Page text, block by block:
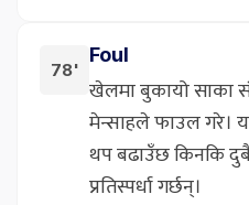
78'
Foul
खेलमा बुकायो साका
मेन्साहले फाउल गरे।
थप बढाउँछ किनकि दुबै
प्रतिस्पर्धा गर्छन्।